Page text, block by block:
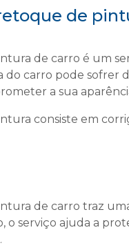
de
de carro é um
carro pode sofrer
a sua
consiste em
de carro traz
o serviço ajuda a